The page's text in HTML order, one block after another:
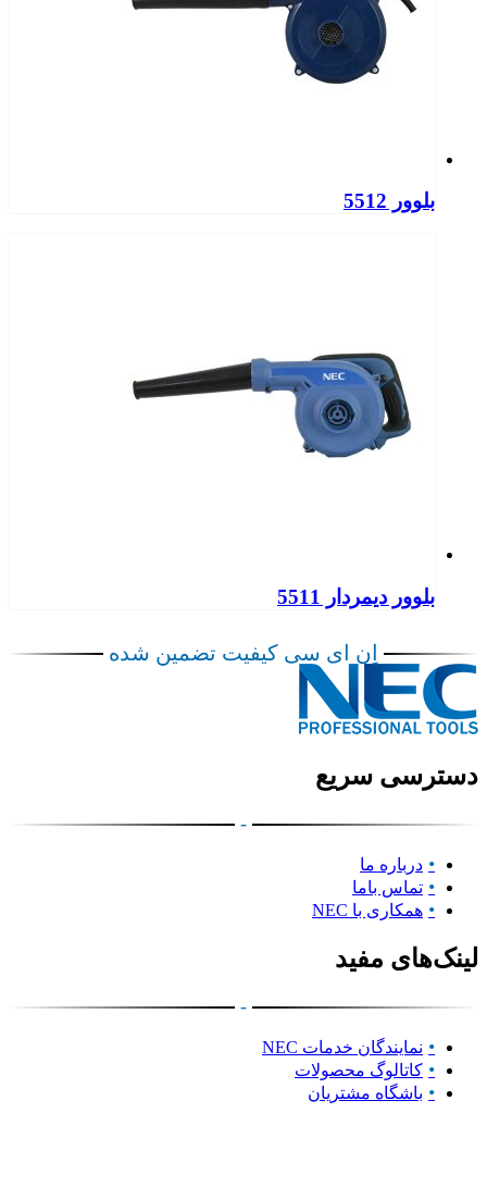
بلوور 5512
بلوور دیمردار 5511
اِن ای سی کیفیت تضمین شده
دسترسی سریع
-
درباره ما
تماس باما
همکاری با NEC
لینک‌های مفید
-
نمایندگان خدمات NEC
کاتالوگ محصولات
باشگاه مشتریان